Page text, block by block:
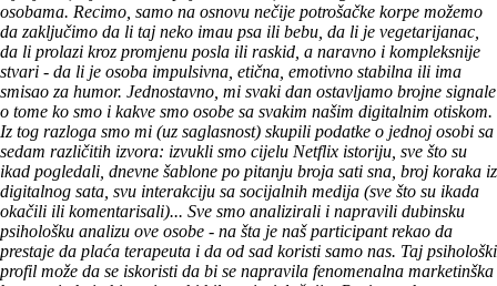
osobama. Recimo, samo na osnovu nečije potrošačke korpe možemo
da zaključimo da li taj neko imau psa ili bebu, da li je vegetarijanac,
da li prolazi kroz promjenu posla ili raskid, a naravno i kompleksnije
stvari - da li je osoba impulsivna, etična, emotivno stabilna ili ima
smisao za humor. Jednostavno, mi svaki dan ostavljamo brojne signale
o tome ko smo i kakve smo osobe sa svakim našim digitalnim otiskom.
Iz tog razloga smo mi (uz saglasnost) skupili podatke o jednoj osobi sa
sedam različitih izvora: izvukli smo cijelu Netflix istoriju, sve što su
ikad pogledali, dnevne šablone po pitanju broja sati sna, broj koraka iz
digitalnog sata, svu interakciju sa socijalnih medija (sve što su ikada
okačili ili komentarisali)... Sve smo analizirali i napravili dubinsku
psihološku analizu ove osobe - na šta je naš participant rekao da
prestaje da plaća terapeuta i da od sad koristi samo nas. Taj psihološki
profil može da se iskoristi da bi se napravila fenomenalna marketinška